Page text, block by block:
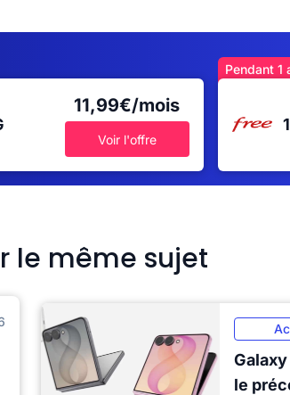
11,99€/mois
Voir l'offre
Pendant 1
le même sujet
le